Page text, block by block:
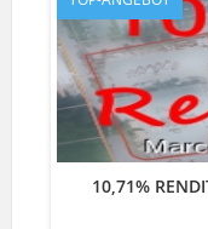
10,71%